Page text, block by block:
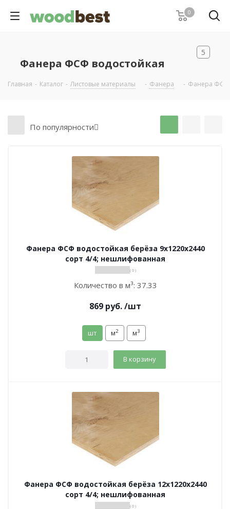
0
Фанера ФСФ водостойкая
5
Главная - Каталог - Листовые материалы - Фанера - Фанера ФСФ
По популярности
Фанера ФСФ водостойкая берёза 9х1220х2440
сорт 4/4; нешлифованная
( 0 )
Количество в м³: 37.33
869 руб./шт
шт м2 м3
В корзину
Фанера ФСФ водостойкая берёза 12х1220х2440
сорт 4/4; нешлифованная
( 0 )